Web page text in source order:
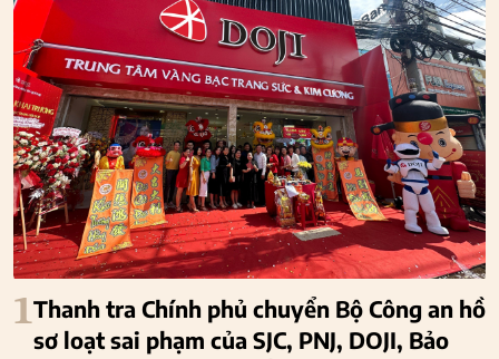
1Thanh tra Chính phủ chuyển Bộ Công an hồ
sơ loạt sai phạm của SJC, PNJ, DOJI, Bảo